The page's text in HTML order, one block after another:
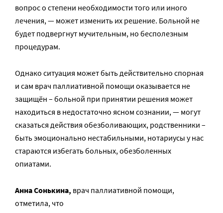
вопрос о степени необходимости того или иного
лечения, — может изменить их решение. Больной не
будет подвергнут мучительным, но бесполезным
процедурам.
Однако ситуация может быть действительно спорная
и сам врач паллиативной помощи оказывается не
защищён – больной при принятии решения может
находиться в недостаточно ясном сознании, — могут
сказаться действия обезболивающих, родственники –
быть эмоционально нестабильными, нотариусы у нас
стараются избегать больных, обезболенных
опиатами.
Анна Сонькина, врач паллиативной помощи,
отметила, что